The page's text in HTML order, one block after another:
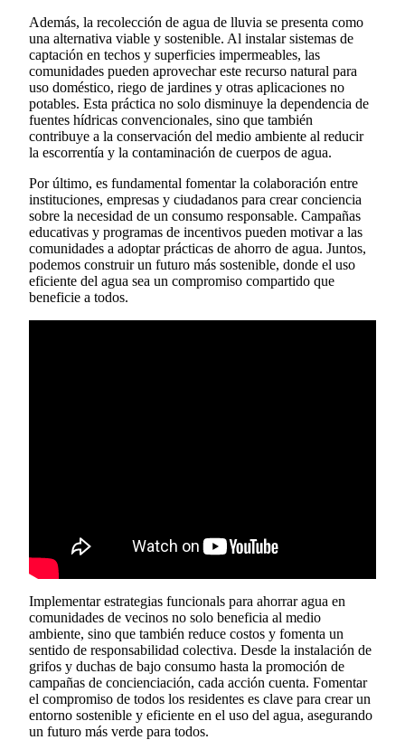
Además, la recolección de agua de lluvia se presenta como
una alternativa viable y sostenible. Al instalar sistemas de
captación en techos y superficies impermeables, las
comunidades pueden aprovechar este recurso natural para
uso doméstico, riego de jardines y otras aplicaciones no
potables. Esta práctica no solo disminuye la dependencia de
fuentes hídricas convencionales, sino que también
contribuye a la conservación del medio ambiente al reducir
la escorrentía y la contaminación de cuerpos de agua.
Por último, es fundamental fomentar la colaboración entre
instituciones, empresas y ciudadanos para crear conciencia
sobre la necesidad de un consumo responsable. Campañas
educativas y programas de incentivos pueden motivar a las
comunidades a adoptar prácticas de ahorro de agua. Juntos,
podemos construir un futuro más sostenible, donde el uso
eficiente del agua sea un compromiso compartido que
beneficie a todos.
Implementar estrategias funcionals para ahorrar agua en
comunidades de vecinos no solo beneficia al medio
ambiente, sino que también reduce costos y fomenta un
sentido de responsabilidad colectiva. Desde la instalación de
grifos y duchas de bajo consumo hasta la promoción de
campañas de concienciación, cada acción cuenta. Fomentar
el compromiso de todos los residentes es clave para crear un
entorno sostenible y eficiente en el uso del agua, asegurando
un futuro más verde para todos.